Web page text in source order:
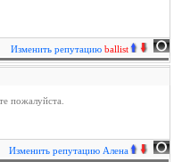
Изменить репутацию ballist
пожалуйста.
Изменить репутацию Алена